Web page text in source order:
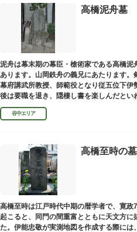
高橋泥舟墓
泥舟は幕末期の幕臣・槍術家である高橋
あります。山岡鉄舟の義兄にあたります。
幕府講武所教授、師範役となり従五位下
後は要職を退き、隠棲し書を楽しんだとい
に幕末の三舟といわれています。
谷中エリア
高橋至時の墓
高橋至時は江戸時代中期の暦学者で、寛
起こると、同門の間重富とともに天文方に
た。伊能忠敬が実測地図を作成する際には